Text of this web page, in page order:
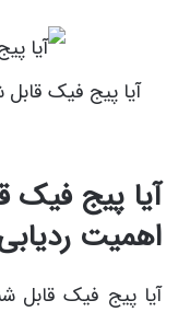
آیا پیج فیک
آیا پیج فیک
اهمیت
آیا پیج فیک قابل